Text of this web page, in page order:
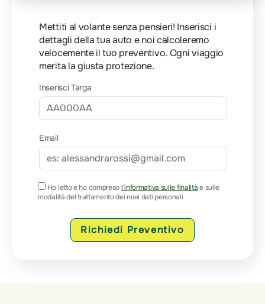
Mettiti al volante senza pensieri! Inserisci i
dettagli della tua auto e noi calcoleremo
velocemente il tuo preventivo. Ogni viaggio
merita la giusta protezione.
Inserisci Targa
Email
Ho letto e ho compresol’informativa sulle finalitàe sulle
modalità del trattamento dei miei dati personali
Richiedi Preventivo